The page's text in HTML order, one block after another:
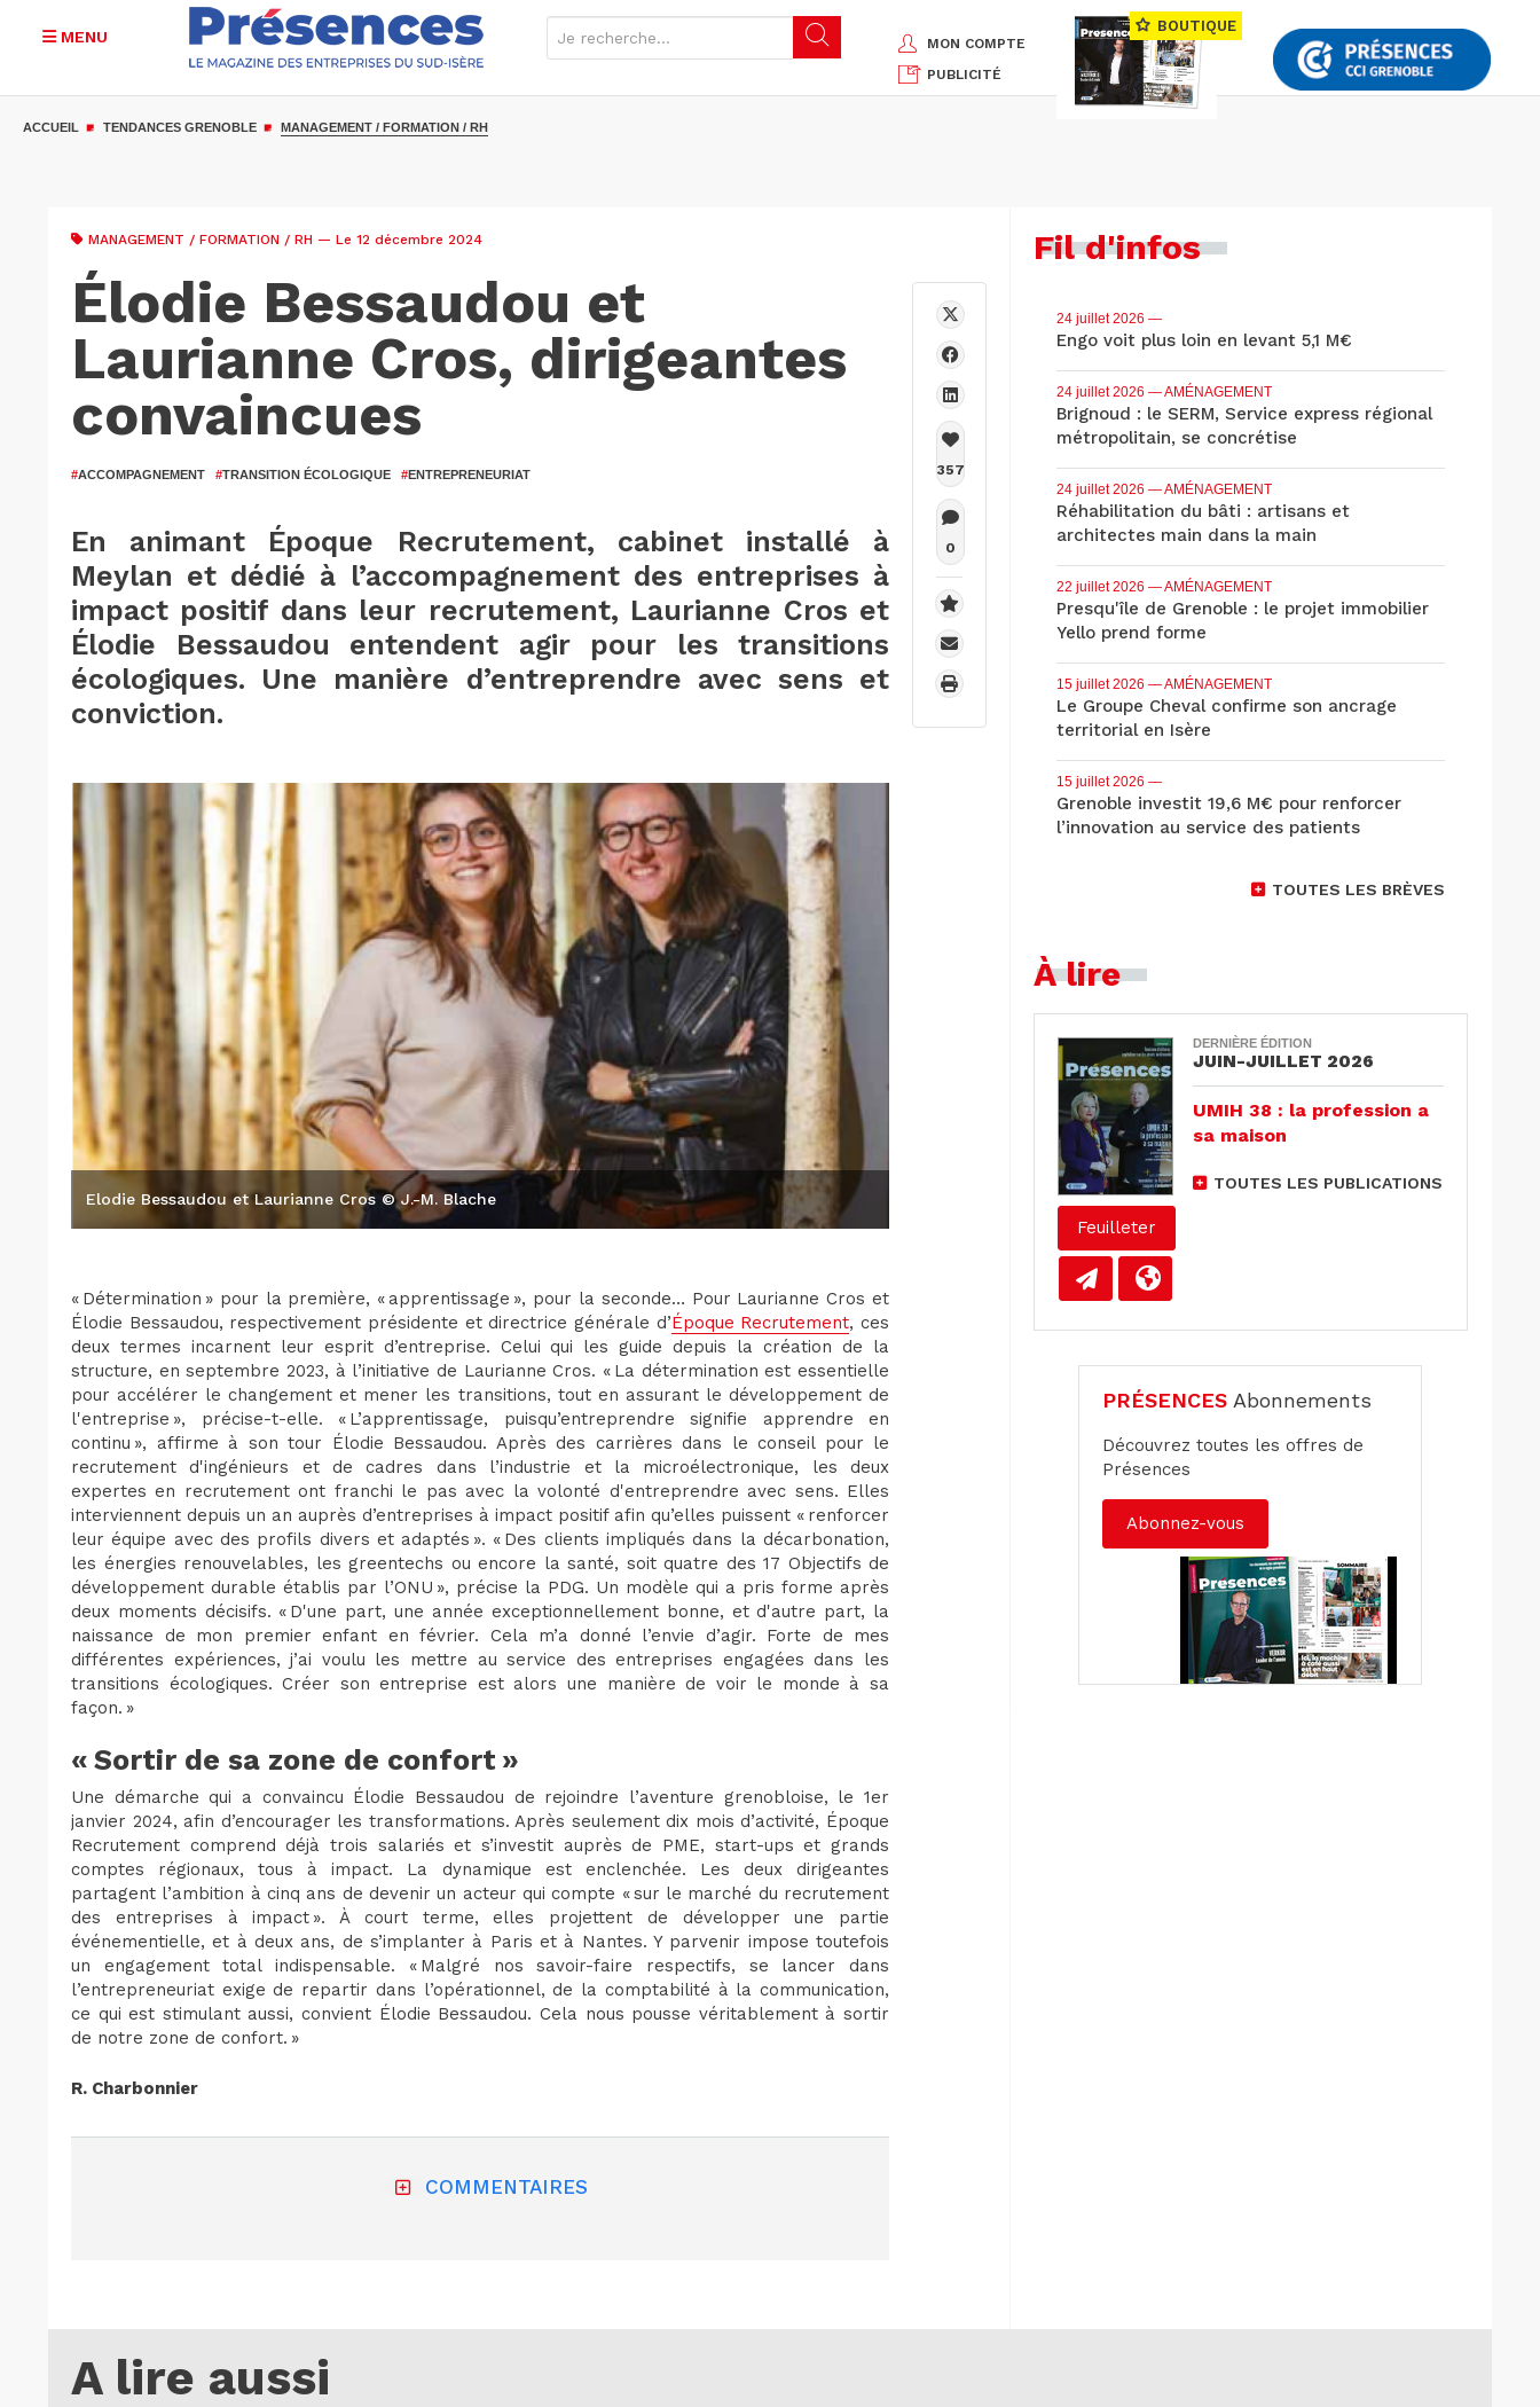
MENU
MON COMPTE
PUBLICITÉ
BOUTIQUE
ACCUEIL TENDANCES GRENOBLE MANAGEMENT / FORMATION / RH
MANAGEMENT / FORMATION / RH — Le 12 décembre 2024
Élodie Bessaudou et
Laurianne Cros, dirigeantes
convaincues
#ACCOMPAGNEMENT #TRANSITION ÉCOLOGIQUE #ENTREPRENEURIAT
En animant Époque Recrutement, cabinet installé à
Meylan et dédié à l’accompagnement des entreprises à
impact positif dans leur recrutement, Laurianne Cros et
Élodie Bessaudou entendent agir pour les transitions
écologiques. Une manière d’entreprendre avec sens et
conviction.
Elodie Bessaudou et Laurianne Cros © J.-M. Blache
« Détermination » pour la première, « apprentissage », pour la seconde… Pour Laurianne Cros et
Élodie Bessaudou, respectivement présidente et directrice générale d’Époque Recrutement, ces
deux termes incarnent leur esprit d’entreprise. Celui qui les guide depuis la création de la
structure, en septembre 2023, à l’initiative de Laurianne Cros. « La détermination est essentielle
pour accélérer le changement et mener les transitions, tout en assurant le développement de
l'entreprise », précise-t-elle. « L’apprentissage, puisqu’entreprendre signifie apprendre en
continu », affirme à son tour Élodie Bessaudou. Après des carrières dans le conseil pour le
recrutement d'ingénieurs et de cadres dans l’industrie et la microélectronique, les deux
expertes en recrutement ont franchi le pas avec la volonté d'entreprendre avec sens. Elles
interviennent depuis un an auprès d’entreprises à impact positif afin qu’elles puissent « renforcer
leur équipe avec des profils divers et adaptés ». « Des clients impliqués dans la décarbonation,
les énergies renouvelables, les greentechs ou encore la santé, soit quatre des 17 Objectifs de
développement durable établis par l’ONU », précise la PDG. Un modèle qui a pris forme après
deux moments décisifs. « D'une part, une année exceptionnellement bonne, et d'autre part, la
naissance de mon premier enfant en février. Cela m’a donné l’envie d’agir. Forte de mes
différentes expériences, j’ai voulu les mettre au service des entreprises engagées dans les
transitions écologiques. Créer son entreprise est alors une manière de voir le monde à sa
façon. »
« Sortir de sa zone de confort »
Une démarche qui a convaincu Élodie Bessaudou de rejoindre l’aventure grenobloise, le 1er
janvier 2024, afin d’encourager les transformations. Après seulement dix mois d’activité, Époque
Recrutement comprend déjà trois salariés et s’investit auprès de PME, start-ups et grands
comptes régionaux, tous à impact. La dynamique est enclenchée. Les deux dirigeantes
partagent l’ambition à cinq ans de devenir un acteur qui compte « sur le marché du recrutement
des entreprises à impact ». À court terme, elles projettent de développer une partie
événementielle, et à deux ans, de s’implanter à Paris et à Nantes. Y parvenir impose toutefois
un engagement total indispensable. « Malgré nos savoir-faire respectifs, se lancer dans
l’entrepreneuriat exige de repartir dans l’opérationnel, de la comptabilité à la communication,
ce qui est stimulant aussi, convient Élodie Bessaudou. Cela nous pousse véritablement à sortir
de notre zone de confort. »
R. Charbonnier
COMMENTAIRES
357
0
Fil d'infos
24 juillet 2026 —
Engo voit plus loin en levant 5,1 M€
24 juillet 2026 — AMÉNAGEMENT
Brignoud : le SERM, Service express régional
métropolitain, se concrétise
24 juillet 2026 — AMÉNAGEMENT
Réhabilitation du bâti : artisans et
architectes main dans la main
22 juillet 2026 — AMÉNAGEMENT
Presqu'île de Grenoble : le projet immobilier
Yello prend forme
15 juillet 2026 — AMÉNAGEMENT
Le Groupe Cheval confirme son ancrage
territorial en Isère
15 juillet 2026 —
Grenoble investit 19,6 M€ pour renforcer
l’innovation au service des patients
TOUTES LES BRÈVES
À lire
Feuilleter
DERNIÈRE ÉDITION
JUIN-JUILLET 2026
UMIH 38 : la profession a
sa maison
TOUTES LES PUBLICATIONS
PRÉSENCES Abonnements
Découvrez toutes les offres de
Présences
Abonnez-vous
A lire aussi